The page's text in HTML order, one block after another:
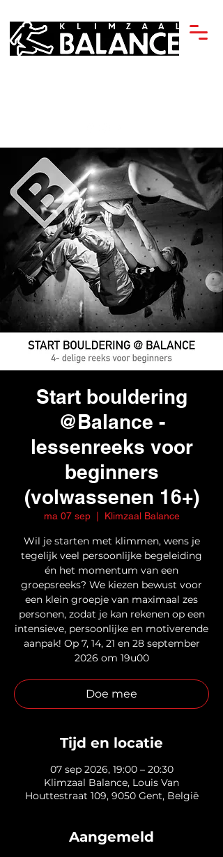
Start bouldering
@Balance -
lessenreeks voor
beginners
(volwassenen 16+)
ma 07 sep
  |
Klimzaal Balance
Wil je starten met klimmen, wens je
tegelijk veel persoonlijke begeleiding
én het momentum van een
groepsreeks? We kiezen bewust voor
een klein groepje van maximaal zes
personen, zodat je kan rekenen op een
intensieve, persoonlijke en motiverende
aanpak! Op 7, 14, 21 en 28 september
2026 om 19u00
Doe mee
Tijd en locatie
07 sep 2026, 19:00 – 20:30
Klimzaal Balance, Louis Van
Houttestraat 109, 9050 Gent, België
Aangemeld